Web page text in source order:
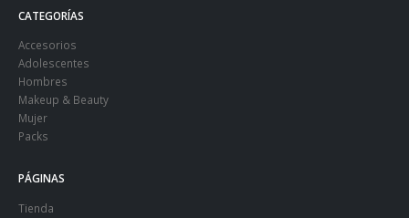
CATEGORÍAS
Accesorios
Adolescentes
Hombres
Makeup & Beauty
Mujer
Packs
PÁGINAS
Tienda